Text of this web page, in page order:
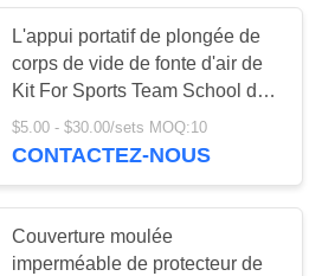
de
135
L'appui portatif de plongée de
corps de vide de fonte d'air de
Kit For Sports Team School de
premiers secours éclisse la
jambe de bras
$5.00 - $30.00/sets MOQ:10
CONTACTEZ-NOUS
Couverture moulée
imperméable de protecteur de